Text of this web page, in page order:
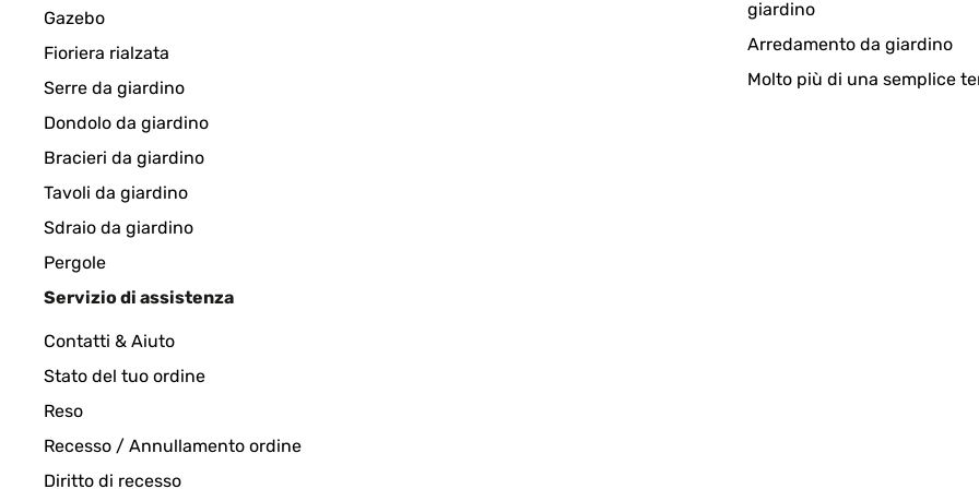
sehr schöner Feuerkorb, kratzfest, aber minimalistisch verpackt, unbeschadet, trotz dem Gewicht gut angekommen.
sehr sauber verarbeitet, eine Freude zu montieren. Die Plane und der mitgelieferte Feuerhaken sind ebenfalls sehr
Öffnungen, dadurch ist auch ein guter Zug beim Brennen vorhanden. Bei 2mm Wandstärke sollte die Feuerstelle
Amazon-Benutzer
In aller Kürze: Verpackung und Lieferung top, Aufbau total easy. Was ihr euch bitte noch dazugönnt, ist eine
Amazon-Benutzer
Gazebo
Fioriera rialzata
Serre da giardino
Dondolo da giardino
Bracieri da giardino
Tavoli da giardino
Sdraio da giardino
Pergole
giardino
Arredamento da giardino
Molto più di una semplice
Servizio di assistenza
Contatti & Aiuto
Stato del tuo ordine
Reso
Recesso / Annullamento ordine
Diritto di recesso